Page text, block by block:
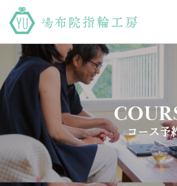
コース予